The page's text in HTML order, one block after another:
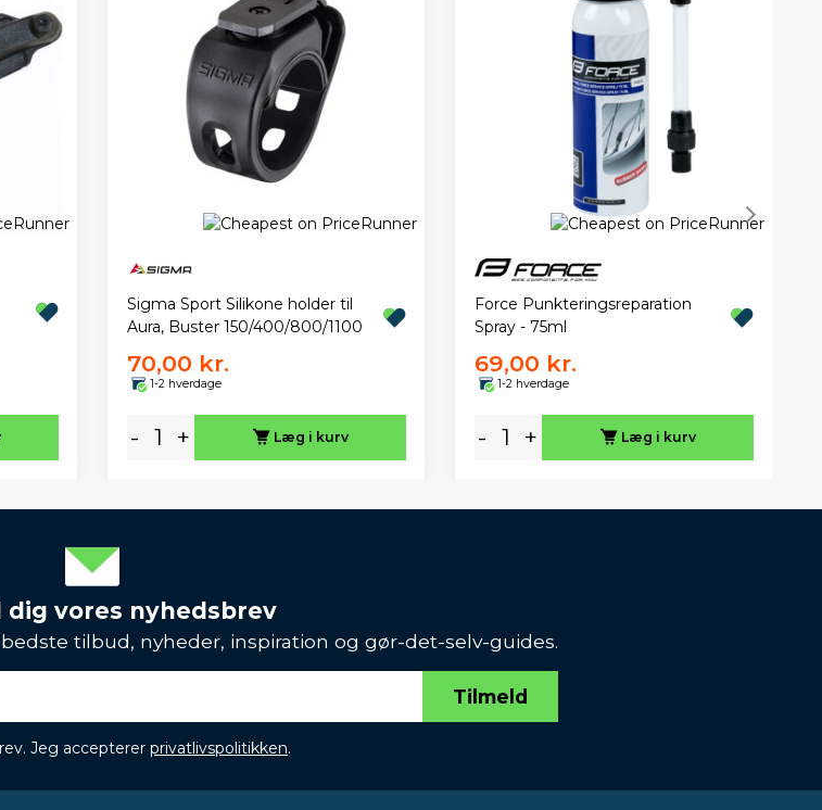
Sigma Sport Silikone holder til
Aura, Buster 150/400/800/1100
70,00 kr.
1-2 hverdage
- + Læg i kurv
Force Punkteringsreparation
Spray - 75ml
69,00 kr.
1-2 hverdage
- + Læg i kurv
dig vores nyhedsbrev
tilbud, nyheder, inspiration og gør-det-selv-guides.
Tilmeld
Jeg accepterer privatlivspolitikken.